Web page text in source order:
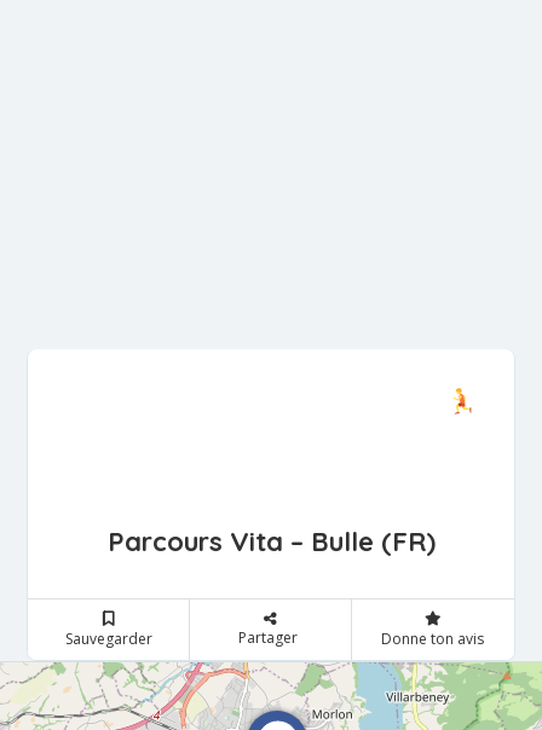
Parcours Vita – Bulle (FR)
Sauvegarder Partager Donne ton avis